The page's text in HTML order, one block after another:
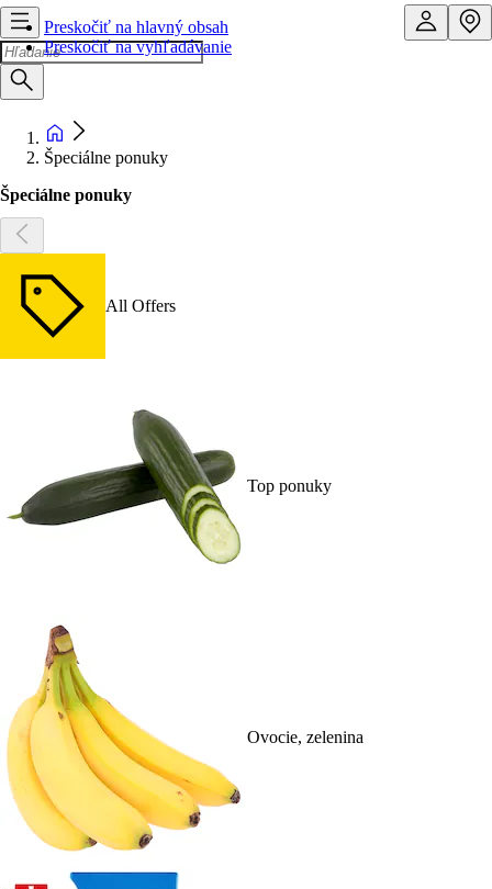
Preskočiť na hlavný obsah
Preskočiť na vyhľadávanie
Špeciálne ponuky
Špeciálne ponuky
All Offers
Top ponuky
Ovocie, zelenina